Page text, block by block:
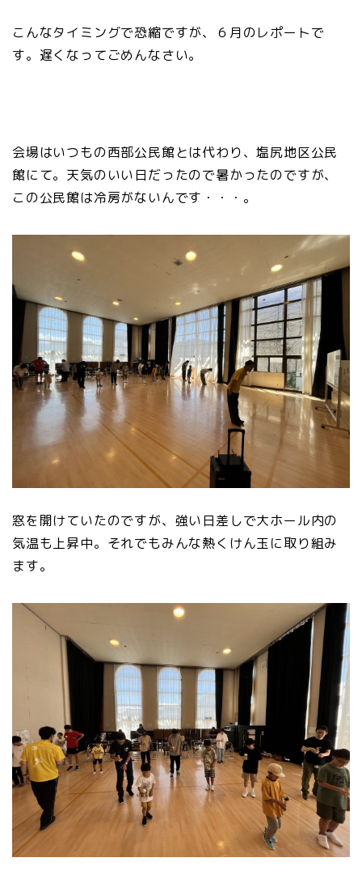
こんなタイミングで恐縮ですが、６月のレポートで
す。遅くなってごめんなさい。
会場はいつもの西部公民館とは代わり、塩尻地区公民
館にて。天気のいい日だったので暑かったのですが、
この公民館は冷房がないんです・・・。
窓を開けていたのですが、強い日差しで大ホール内の
気温も上昇中。それでもみんな熱くけん玉に取り組み
ます。